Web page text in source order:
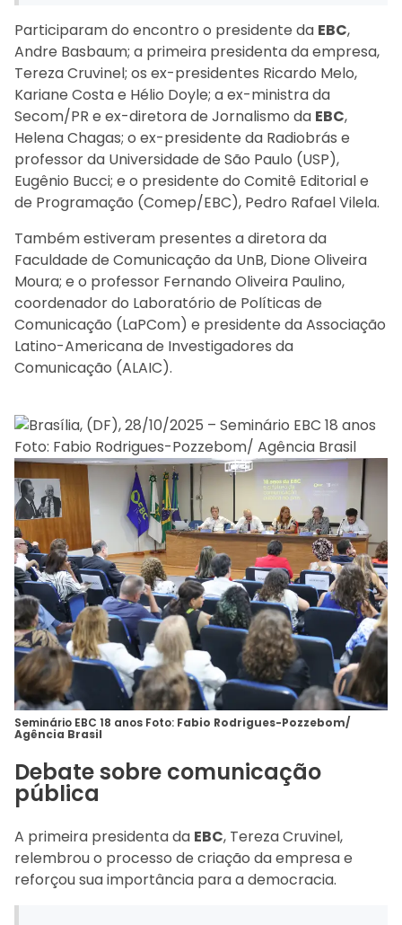
Participaram do encontro o presidente da EBC,
Andre Basbaum; a primeira presidenta da empresa,
Tereza Cruvinel; os ex-presidentes Ricardo Melo,
Kariane Costa e Hélio Doyle; a ex-ministra da
Secom/PR e ex-diretora de Jornalismo da EBC,
Helena Chagas; o ex-presidente da Radiobrás e
professor da Universidade de São Paulo (USP),
Eugênio Bucci; e o presidente do Comitê Editorial e
de Programação (Comep/EBC), Pedro Rafael Vilela.
Também estiveram presentes a diretora da
Faculdade de Comunicação da UnB, Dione Oliveira
Moura; e o professor Fernando Oliveira Paulino,
coordenador do Laboratório de Políticas de
Comunicação (LaPCom) e presidente da Associação
Latino-Americana de Investigadores da
Comunicação (ALAIC).
Seminário EBC 18 anos Foto: Fabio Rodrigues-Pozzebom/
Agência Brasil
Debate sobre comunicação
pública
A primeira presidenta da EBC, Tereza Cruvinel,
relembrou o processo de criação da empresa e
reforçou sua importância para a democracia.